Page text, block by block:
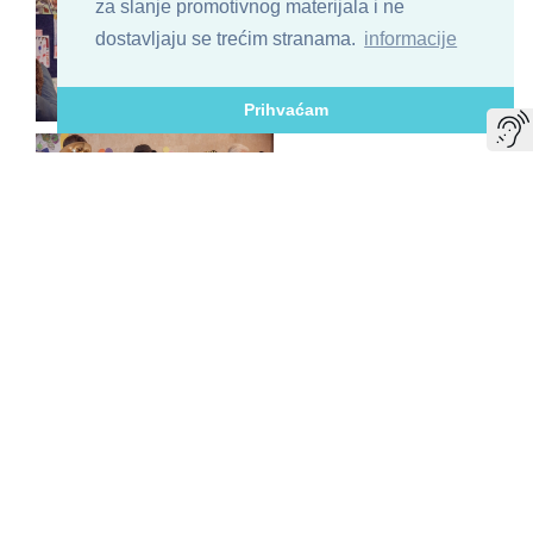
za slanje promotivnog materijala i ne
dostavljaju se trećim stranama. informacije
Prihvaćam